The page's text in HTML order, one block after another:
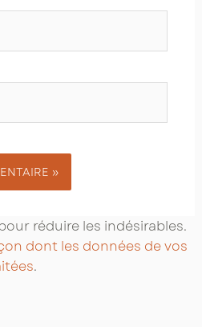
réduire les indésirables.
dont les données de vos
.